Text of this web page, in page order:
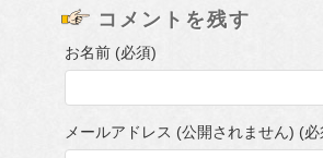
コメントを残す
お名前 (必須)
メールアドレス (公開されません) (必